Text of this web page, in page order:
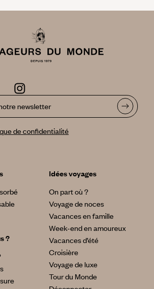
newsletter
de confidentialité
?
Idées voyages
On part où ?
Voyage de noces
Vacances en famille
Week-end en amoureux
Vacances d’été
Croisière
Voyage de luxe
Tour du Monde